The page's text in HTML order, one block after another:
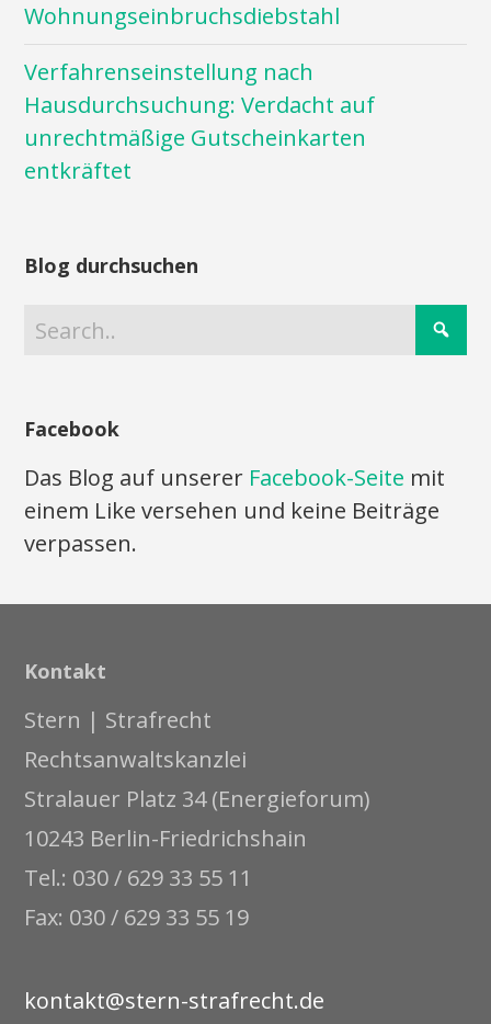
Wohnungseinbruchsdiebstahl
Verfahrenseinstellung nach
Hausdurchsuchung: Verdacht auf
unrechtmäßige Gutscheinkarten
entkräftet
Blog durchsuchen
Facebook
Das Blog auf unserer Facebook-Seite mit
einem Like versehen und keine Beiträge
verpassen.
Kontakt
Stern | Strafrecht
Rechtsanwaltskanzlei
Stralauer Platz 34 (Energieforum)
10243 Berlin-Friedrichshain
Tel.: 030 / 629 33 55 11
Fax: 030 / 629 33 55 19
kontakt@stern-strafrecht.de